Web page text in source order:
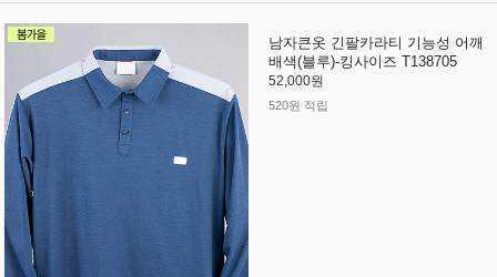
남자큰옷 긴팔카라티 기능성 어깨
배색(블루)-킹사이즈 T138705
52,000원
520원 적립